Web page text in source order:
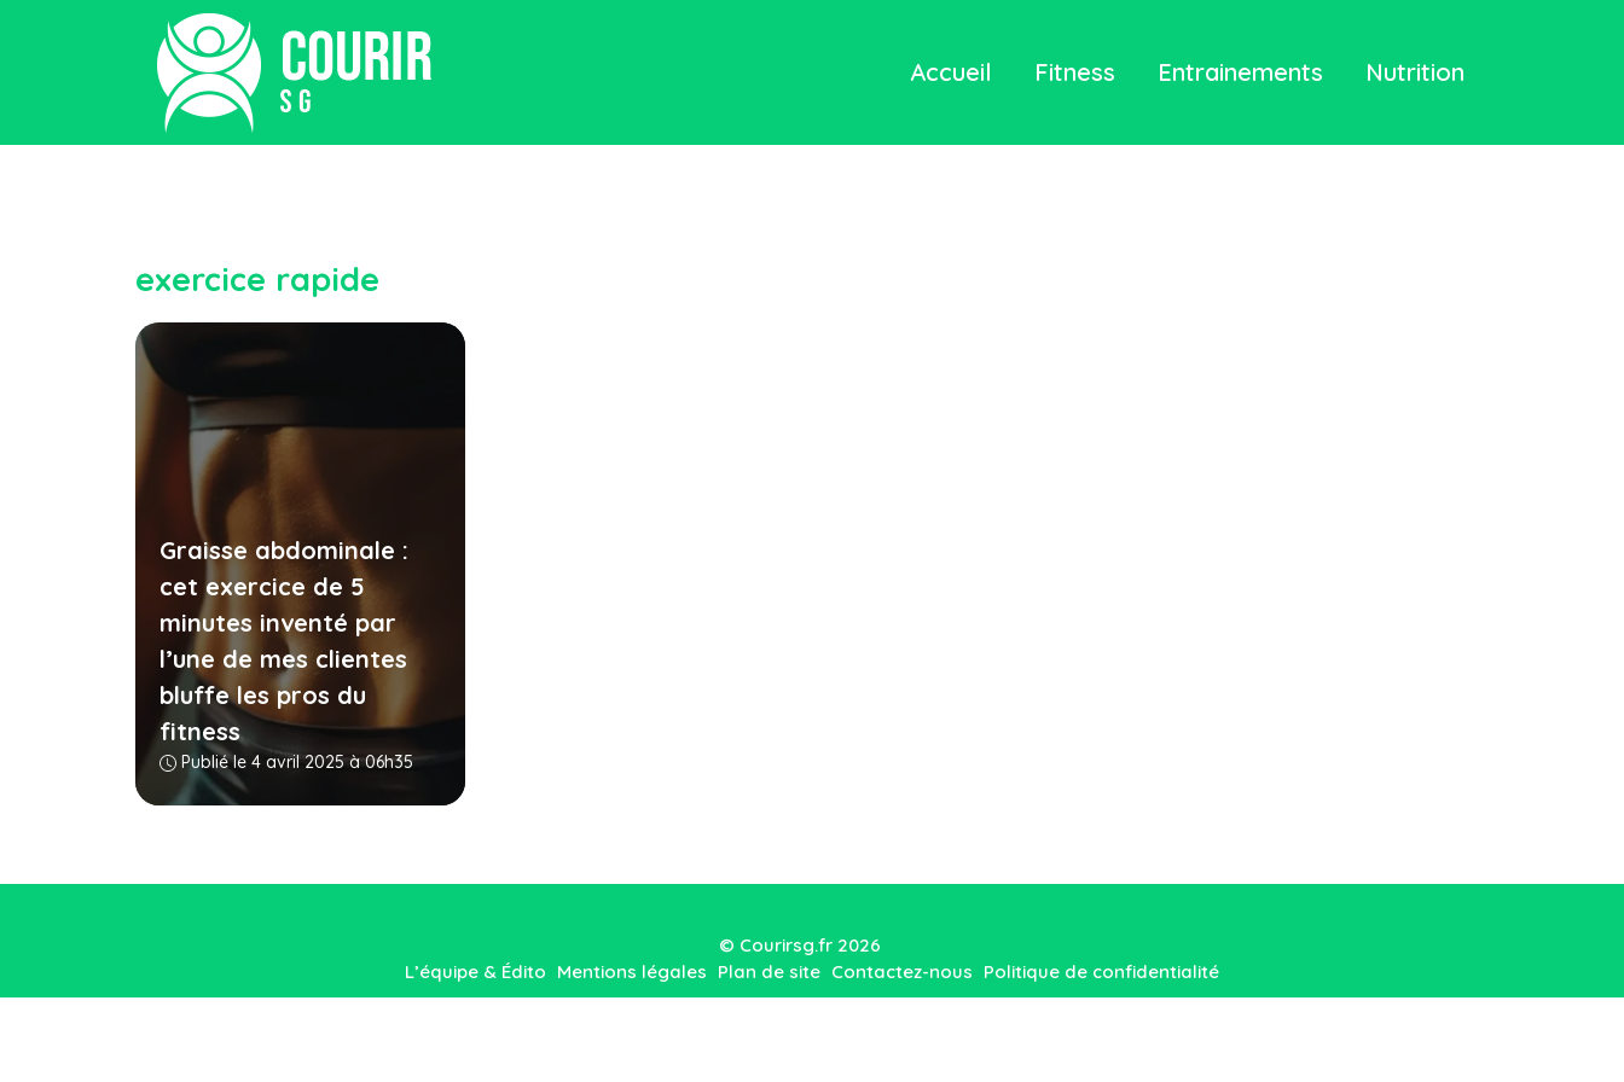
Accueil Fitness Entrainements Nutrition
exercice rapide
Graisse abdominale :
cet exercice de 5
minutes inventé par
l’une de mes clientes
bluffe les pros du
fitness
Publié le 4 avril 2025 à 06h35
© Courirsg.fr 2026
L’équipe & Édito Mentions légales Plan de site Contactez-nous Politique de confidentialité